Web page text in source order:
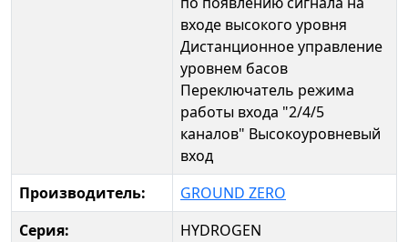
входе высокого уровня
Дистанционное управление
уровнем басов
Переключатель режима
работы входа "2/4/5
каналов" Высокоуровневый
вход
Производитель:
GROUND ZERO
Серия:
HYDROGEN